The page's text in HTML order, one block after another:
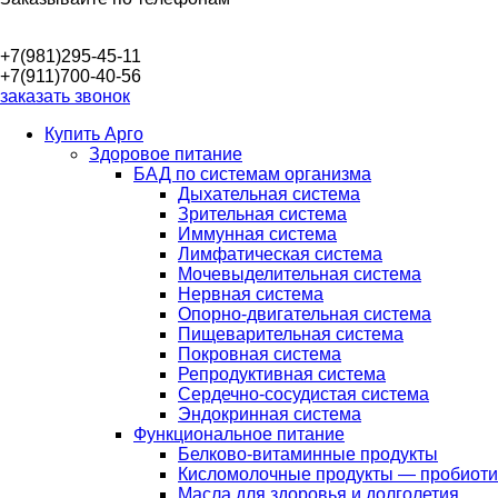
+7(981)295-45-11
+7(911)700-40-56
заказать звонок
Купить Арго
Здоровое питание
БАД по системам организма
Дыхательная система
Зрительная система
Иммунная система
Лимфатическая система
Мочевыделительная система
Нервная система
Опорно-двигательная система
Пищеварительная система
Покровная система
Репродуктивная система
Сердечно-сосудистая система
Эндокринная система
Функциональное питание
Белково-витаминные продукты
Кисломолочные продукты —
Масла для здоровья и долголетия